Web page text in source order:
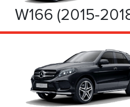
W166 (2015-